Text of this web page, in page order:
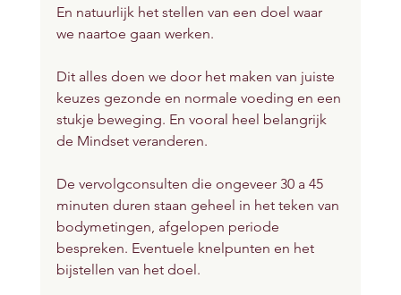
En natuurlijk het stellen van een doel waar
we naartoe gaan werken.
Dit alles doen we door het maken van juiste
keuzes gezonde en normale voeding en een
stukje beweging. En vooral heel belangrijk
de Mindset veranderen.
De vervolgconsulten die ongeveer 30 a 45
minuten duren staan geheel in het teken van
bodymetingen, afgelopen periode
bespreken. Eventuele knelpunten en het
bijstellen van het doel.